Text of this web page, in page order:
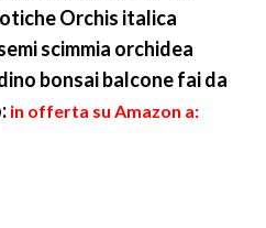
Orchis italica
scimmia orchidea
bonsai balcone fai da
in offerta su Amazon a: